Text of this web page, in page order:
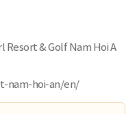
Resort & Golf Nam Hoi A
nam-hoi-an/en/